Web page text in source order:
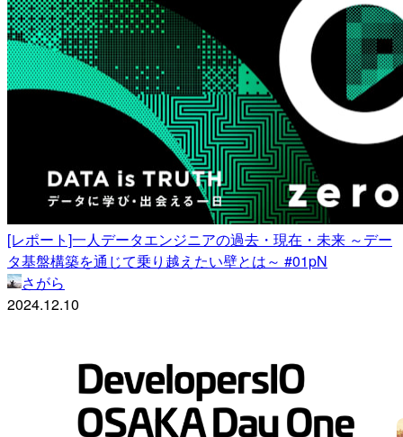
[レポート]一人データエンジニアの過去・現在・未来 ～デー
タ基盤構築を通じて乗り越えたい壁とは～ #01pN
さがら
2024.12.10